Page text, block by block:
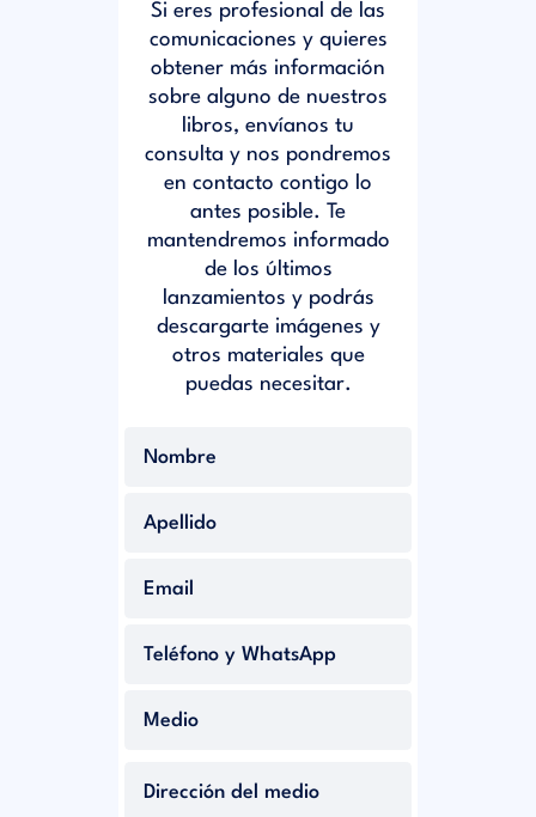
Si eres profesional de las
comunicaciones y quieres
obtener más información
sobre alguno de nuestros
libros, envíanos tu
consulta y nos pondremos
en contacto contigo lo
antes posible. Te
mantendremos informado
de los últimos
lanzamientos y podrás
descargarte imágenes y
otros materiales que
puedas necesitar.